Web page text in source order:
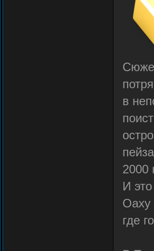
в
2000
И
Оаху
где